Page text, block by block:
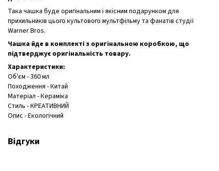
Така чашка буде оригінальним і якісним подарунком для
прихильників цього культового мультфільму та фанатів студії
Warner Bros.
Чашка йде в комплекті з оригінальною коробкою, що
підтверджує оригінальність товару.
Характеристики:
Об'єм - 360 мл
Походження - Китай
Матеріал - Кераміка
Стиль - КРЕАТИВНИЙ
Опис - Екологічний
Відгуки